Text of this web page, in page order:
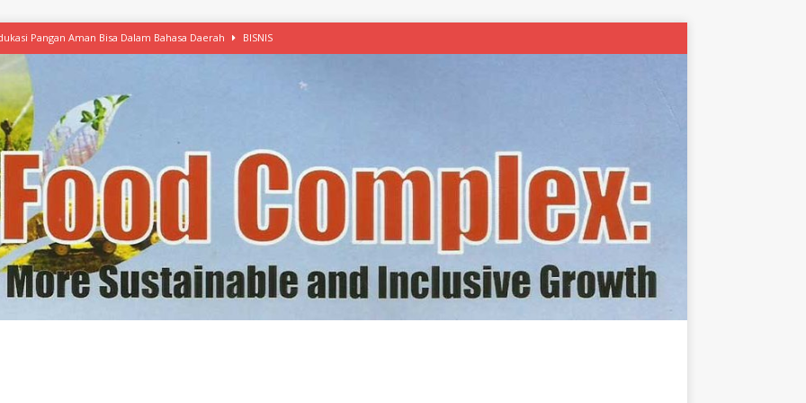
Pangan Aman Bisa Dalam Bahasa Daerah BISNIS
Mulai Ekspansi, IKEA dan MSC Dukung Seafood Berkelanjutan
Free Versi Healthy Choice, Tepung Talas Kimpul Pilihan Menu Sehat
Latih Olah Singkong, KKN Universitas Lampung Kenalkan Sosmocaf
Makanan dengan McCormick, Ciptakan Raksasa Rp1.100 Triliun